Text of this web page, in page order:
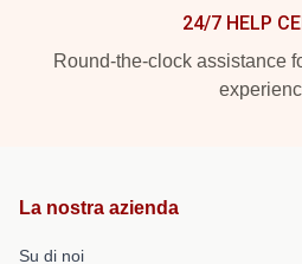
24/7 HELP
Round-the-clock assistance
La nostra azienda
Su di noi